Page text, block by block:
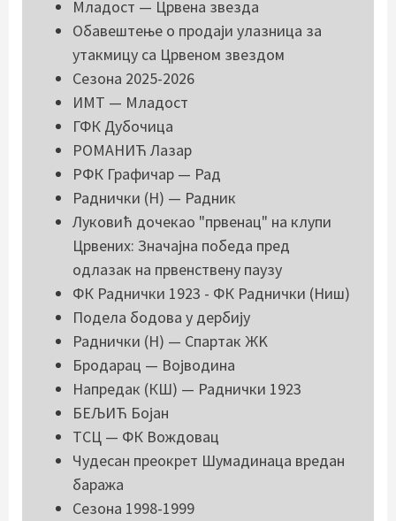
Младост — Црвена звезда
Обавештење о продаји улазница за
утакмицу са Црвеном звездом
Сезона 2025-2026
ИМТ — Младост
ГФК Дубочица
РОМАНИЋ Лазар
РФК Графичар — Рад
Раднички (Н) — Радник
Луковић дочекао "првенац" на клупи
Црвених: Значајна победа пред
одлазак на првенствену паузу
ФК Раднички 1923 - ФК Раднички (Ниш)
Подела бодова у дербију
Раднички (Н) — Спартак ЖK
Бродарац — Војводина
Напредак (КШ) — Раднички 1923
БЕЉИЋ Бојан
ТСЦ — ФК Вождовац
Чудесан преокрет Шумадинаца вредан
баража
Сезона 1998-1999